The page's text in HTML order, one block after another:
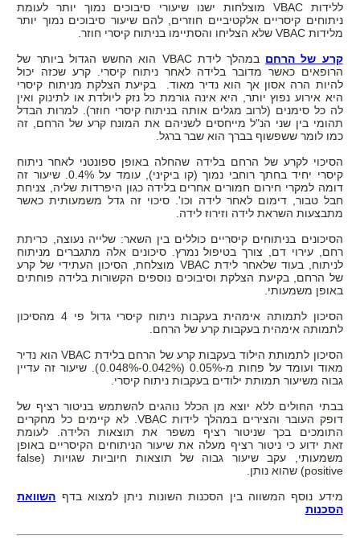
ללידות VBAC מוצלחות ישנו שיעורי סיבוכים נמוך יותר לעומת
ניתוחים קיסריים אלקטיביים חוזרים, להם שיעור סיבוכים נמוך יותר
מלידות VBAC שלא הצליחו והסתיימו בניתוח קיסרי חוזר.
קרע של הרחם
במהלך לידת VBAC הוא החשש הגדול ביותר של
הרופאים כאשר מדובר בלידה לאחר ניתוח קיסרי. קרע שכזה יכול
להיות הרה אסון אך הוא נדיר מאוד. בקיעת הצלקת מניתוח קיסרי
היא אירוע נפוץ יותר, היא אינה גורמת כל נזק ליולדת או לתינוק ואין
לה כל סימנים (לרוב מגלים אותה בניתוח קיסרי חוזר). למרות הבדל
תהומי בין שני הנ"ל מייחסים לשניהם את המונח קרע של הרחם, זה
כמו לומר ששפשוף בברך הוא שבר ברגל.
הסיכוי לקרע של הרחם בלידה שהחלה באופן ספונטני לאחר ניתוח
קיסרי יחיד בחתך רוחבי נמוך (קו ביקיני), עומד על 0.4%. שיעור זה
דומה למקרי חירום חמורים אחרים בלידה כגון היפרדות שליה, צניחת
חבל טבור, דימום לאחר לידה וכו'. סיכוי זה גדל משמעותית כאשר
מתבצעות השראת לידה וזירוז לידה.
הסיכונים בניתוחים קיסריים כוללים בין השאר: שלייה נעוצה, כריתת
רחם, עירוי דם, צורך בטיפול נמרץ. סיכונים אלה מתגברים מניתוח
לניתוח, בעוד שלאחר לידת VBAC מוצלחת, הסיכון העתידי של קרע
של הרחם, בקיעת הצלקת וסיבוכים נוספים הקשורות בלידה פוחתים
באופן משמעותי.
הסיכון לתמותה אימהית בעקבות ניתוח קיסרי גדול פי 4 מהסיכון
לתמותה אימהית בעקבות קרע של הרחם.
הסיכון לתמותת הילוד בעקבות קרע של הרחם בלידת VBAC הוא נדיר
מאוד ועומד על פחות מ-0.05% (0.042%-0.048%). שיעור זה עדיין
גבוה משיעור תמותת ילודים בעקבות ניתוח קיסרי.
בבתי החולים ללא יוצא מן הכלל נוהגים להשתמש בניטור רציף של
דופק העובר והצירים במהלך לידות VBAC. לא קיימים כל מחקרים
התומכים בכך שניטור רציף משפר את תוצאות הלידה. לעומת
זאת ידוע כי ניטור רציף מעלה את שיעור הניתוחים הקיסריים באופן
משמעותי, עקב שיעור גבוה של תוצאות חיוביות שגויות (false
positive) שהוא נותן.
מידע נוסף המשווה בין הסכנות השונות ניתן למצוא בדף השוואת
הסכנות